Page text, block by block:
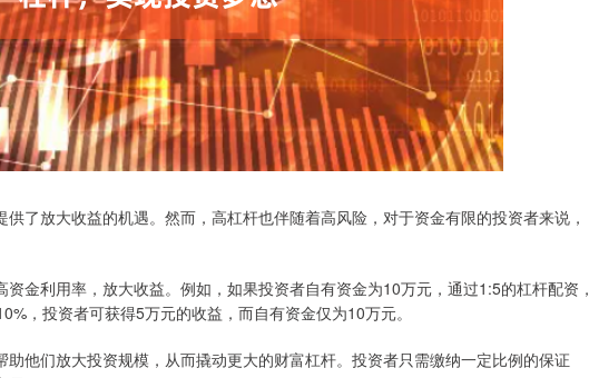
了放大收益的机遇。然而，高杠杆也伴随着高风险，对于资金有限的投资者来说，
金利用率，放大收益。例如，如果投资者自有资金为10万元，通过1:5的杠杆配资，
，投资者可获得5万元的收益，而自有资金仅为10万元。
他们放大投资规模，从而撬动更大的财富杠杆。投资者只需缴纳一定比例的保证